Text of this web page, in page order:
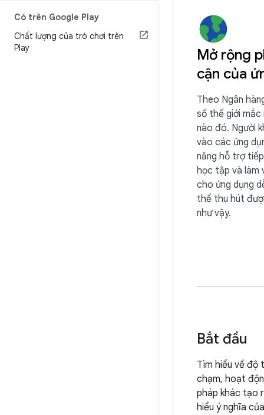
Có trên Google Play
Chất lượng của trò chơi trên
Play
Mở rộng
cận của
Theo Ngân
số thế giới
nào đó. Người
vào các ứng
năng hỗ trợ
học tập và làm
cho ứng dụng
thể thu hút
như vậy.
Bắt đầu
Tìm hiểu về độ
chạm, hoạt
pháp khác tạo
hiểu ý nghĩa